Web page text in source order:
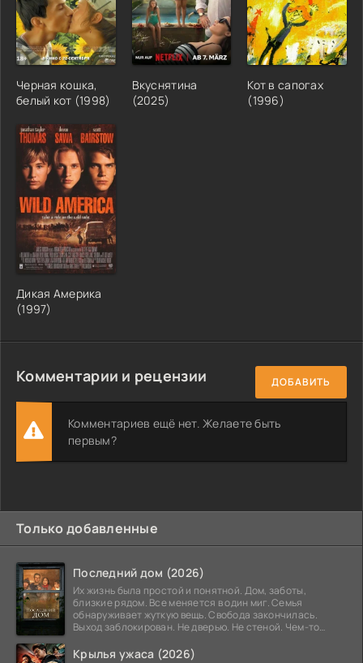
Черная кошка,
белый кот (1998)
Вкуснятина
(2025)
Кот в сапогах
(1996)
Дикая Америка
(1997)
Комментарии и рецензии ДОБАВИТЬ
Комментариев ещё нет. Желаете быть
первым?
Только добавленные
Последний дом (2026)
Их жизнь была простой и понятной. Дом, заботы,
близкие рядом. Все меняется в один миг. Семья
обнаруживает жуткую вещь. Свобода закончилась.
Выход заблокирован. Не дверью. Не стеной. Чем-то
Крылья ужаса (2026)